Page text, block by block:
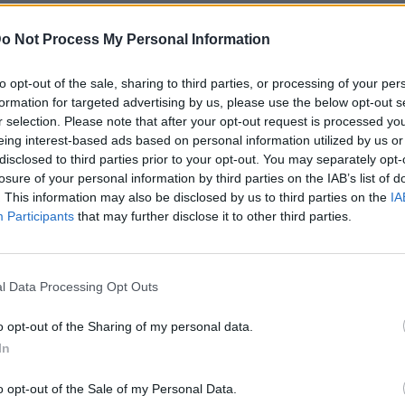
Not Process My Personal Information
opt-out of the sale, sharing to third parties, or processing of your
for targeted advertising by us, please use the below opt-out
selection. Please note that after your opt-out request is processed
interest-based ads based on personal information utilized by us
to third parties prior to your opt-out. You may separately
of your personal information by third parties on the IAB’s list of
This information may also be disclosed by us to third parties on the
Participants that may further disclose it to other third parties.
Data Processing Opt Outs
opt-out of the Sharing of my personal data.
opt-out of the Sale of my Personal Data.
μηνιγγίτιδας, οι υγειονομικές αρχές
εκτίμησης σε περίπτωση εμφάνισης
πονοκέφαλος, δυσκαμψία στον αυχένα,
σε άτομα που είχαν στενή επαφή με το
πιστά τις οδηγίες των γιατρών και του
σχολαστική τήρηση των κανόνων ατομικής
η αποφυγή κοινής χρήσης αντικειμένων
και ο καλός αερισμός των κλειστών
σημασία του εμβολιασμού, ο οποίος αποτελεί
μορφών μηνιγγίτιδας.